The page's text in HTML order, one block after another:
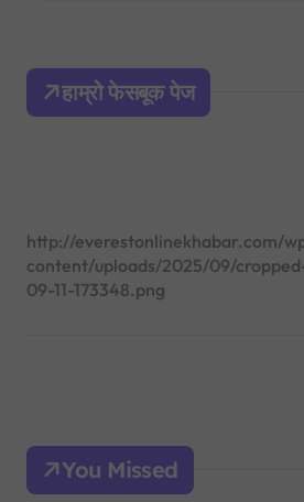
h
o
हाम्रो फेसबूक पेज
http://everestonlinekhabar.com/
content/uploads/2025/09/
09-11-173348.png
You Missed